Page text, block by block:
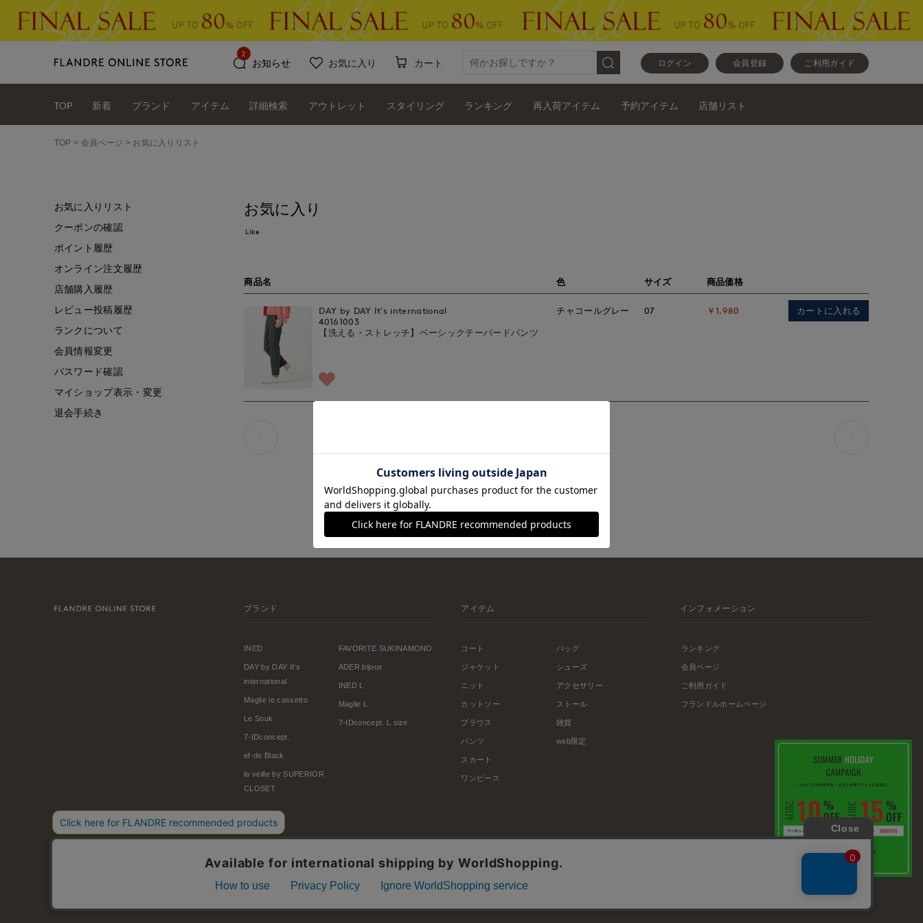
ログイン 会員登録 ご利用ガイド
お知らせ
2
お気に入り カート
TOP 新着 ブランド アイテム 詳細検索 アウトレット スタイリング ランキング 再入荷アイテム 予約アイテム 店舗リスト
TOP 会員ページ お気に入りリスト
お気に入り
Like
商品名 色 サイズ 商品価格
DAY by DAY It's international
40161003
【洗える・ストレッチ】ベーシックテーパードパンツ
チャコールグレー 07 ￥1,980 カートに入れる
お気に入りリスト
クーポンの確認
ポイント履歴
オンライン注文履歴
店舗購入履歴
レビュー投稿履歴
ランクについて
会員情報変更
パスワード確認
マイショップ表示・変更
退会手続き
ブランド
INED
DAY by DAY It's
international
Maglie le cassetto
Le Souk
7-IDconcept.
ef-de Black
la veille by SUPERIOR
CLOSET
FAVORITE SUKINAMONO
ADER.bijoux
INED L
Maglie L
7-IDconcept. L size
アイテム
コート
ジャケット
ニット
カットソー
ブラウス
パンツ
スカート
ワンピース
バッグ
シューズ
アクセサリー
ストール
雑貨
web限定
インフォメーション
ランキング
会員ページ
ご利用ガイド
フランドルホームページ